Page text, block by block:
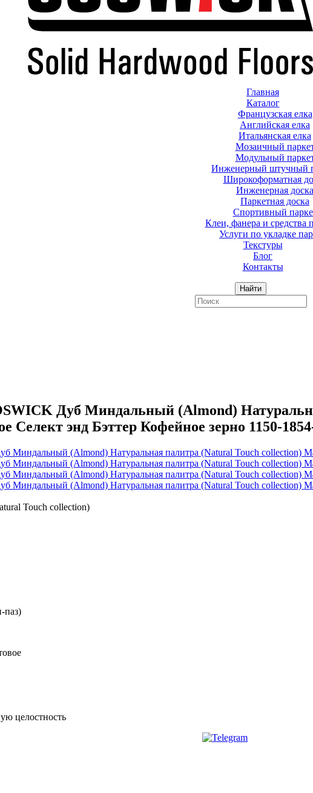
Главная
Каталог
Французская елка
Английская елка
Итальянская елка
Мозаичный
Модульный
Инженерный штучный
Широкоформатная
Инженерная доска
Паркетная доска
Спортивный
Клеи, фанера и средства
Услуги по укладке
Текстуры
Блог
Контакты
Найти
Дуб Миндальный (Almond)
Селект энд Бэттер Кофейное зерно 1150-
Touch collection)
паз)
целостность